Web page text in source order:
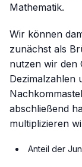
Mathematik.
Wir können
zunächst als
nutzen wir den
Dezimalzahlen
abschließend
multiplizieren
Anteil der